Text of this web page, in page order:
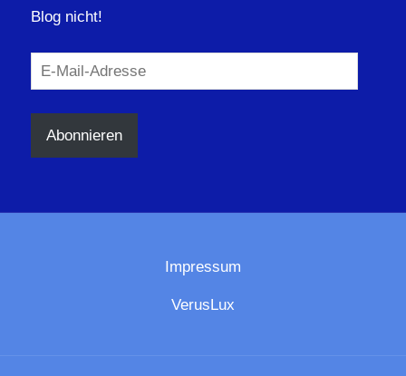
Blog nicht!
E-
Mail-
Adresse
Abonnieren
Impressum
VerusLux